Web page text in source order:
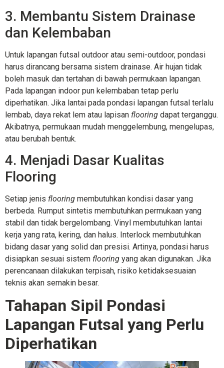
3. Membantu Sistem Drainase
dan Kelembaban
Untuk lapangan futsal outdoor atau semi-outdoor, pondasi
harus dirancang bersama sistem drainase. Air hujan tidak
boleh masuk dan tertahan di bawah permukaan lapangan.
Pada lapangan indoor pun kelembaban tetap perlu
diperhatikan. Jika lantai pada pondasi lapangan futsal terlalu
lembab, daya rekat lem atau lapisan flooring dapat terganggu.
Akibatnya, permukaan mudah menggelembung, mengelupas,
atau berubah bentuk.
4. Menjadi Dasar Kualitas
Flooring
Setiap jenis flooring membutuhkan kondisi dasar yang
berbeda. Rumput sintetis membutuhkan permukaan yang
stabil dan tidak bergelombang. Vinyl membutuhkan lantai
kerja yang rata, kering, dan halus. Interlock membutuhkan
bidang dasar yang solid dan presisi. Artinya, pondasi harus
disiapkan sesuai sistem flooring yang akan digunakan. Jika
perencanaan dilakukan terpisah, risiko ketidaksesuaian
teknis akan semakin besar.
Tahapan Sipil Pondasi
Lapangan Futsal yang Perlu
Diperhatikan